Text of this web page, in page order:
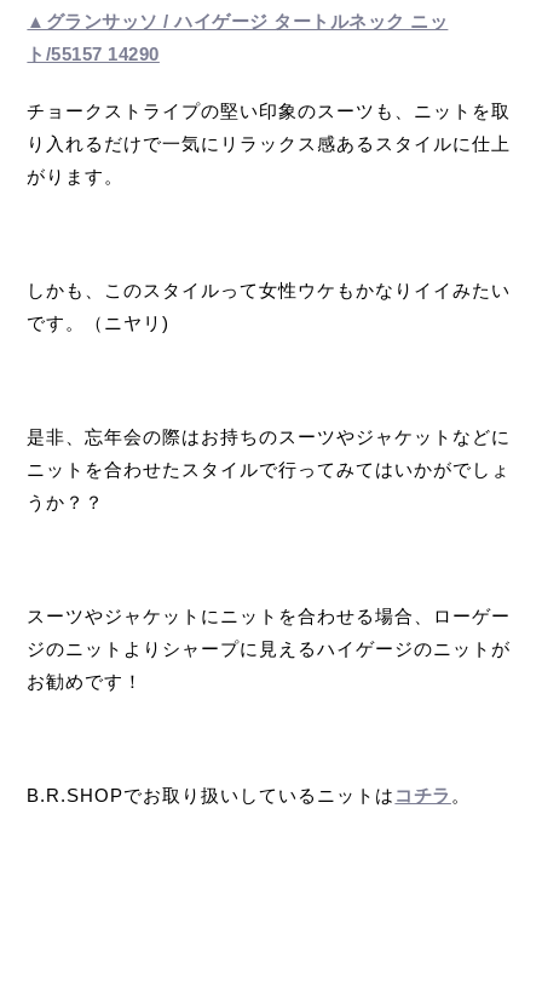
▲グランサッソ / ハイゲージ タートルネック ニッ
ト/55157 14290
チョークストライプの堅い印象のスーツも、ニットを取
り入れるだけで一気にリラックス感あるスタイルに仕上
がります。
しかも、このスタイルって女性ウケもかなりイイみたい
です。（ニヤリ)
是非、忘年会の際はお持ちのスーツやジャケットなどに
ニットを合わせたスタイルで行ってみてはいかがでしょ
うか？？
スーツやジャケットにニットを合わせる場合、ローゲー
ジのニットよりシャープに見えるハイゲージのニットが
お勧めです！
B.R.SHOPでお取り扱いしているニットは コチラ 。